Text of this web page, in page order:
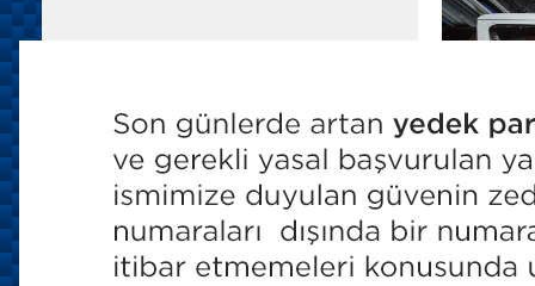
150 TL180
Orijinal ve